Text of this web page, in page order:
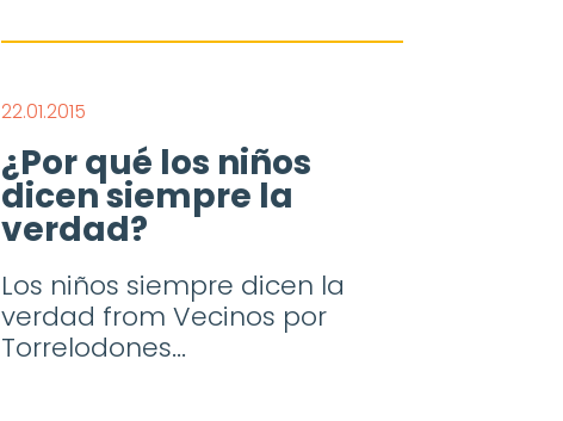
¿Por qué los niños
dicen siempre la
verdad?
22.01.2015
Los niños siempre dicen la
verdad from Vecinos por
Torrelodones...